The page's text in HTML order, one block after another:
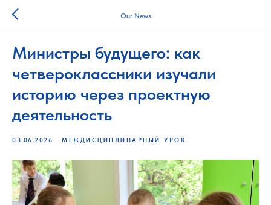
Our News
Министры будущего: как
четвероклассники изучали
историю через проектную
деятельность
03.06.2026 МЕЖДИСЦИПЛИНАРНЫЙ УРОК